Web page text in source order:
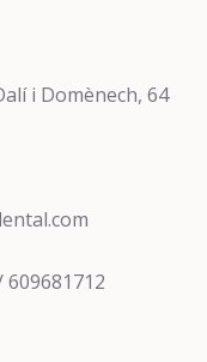
i Domènech, 64
609681712